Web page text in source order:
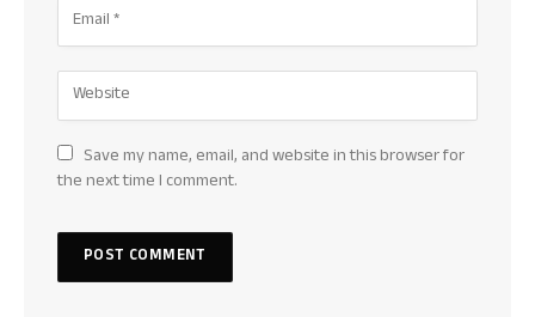
Save my name, email, and website in this browser for
the next time I comment.